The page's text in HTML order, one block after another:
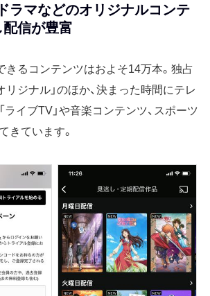
ラマなどのオリジナルコンテ
配信が豊富
きるコンテンツはおよそ14万本。独占
リジナル」のほか、決まった時間にテレ
ライブTV」や音楽コンテンツ、スポーツ
きています。